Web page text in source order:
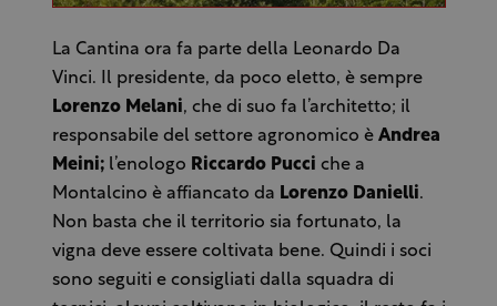
La Cantina ora fa parte della Leonardo Da
Vinci. Il presidente, da poco eletto, è sempre
Lorenzo Melani, che di suo fa l’architetto; il
responsabile del settore agronomico è Andrea
Meini;l’enologo Riccardo Pucci che a
Montalcino è affiancato da Lorenzo Danielli.
Non basta che il territorio sia fortunato, la
vigna deve essere coltivata bene. Quindi i soci
sono seguiti e consigliati dalla squadra di